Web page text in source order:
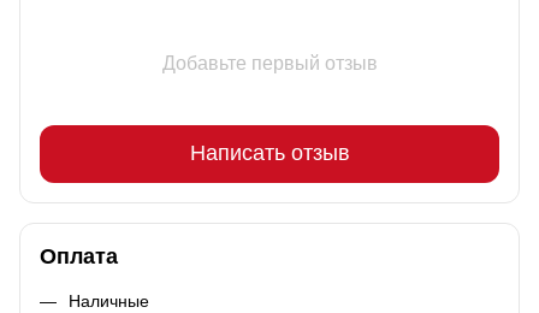
Добавьте первый отзыв
Написать отзыв
Оплата
Наличные